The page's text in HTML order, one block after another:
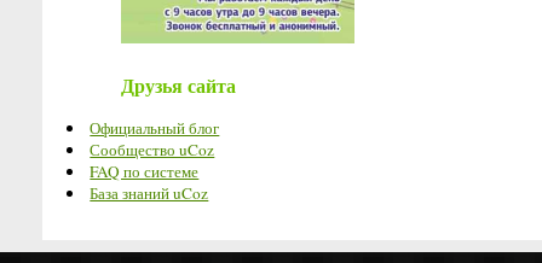
Друзья сайта
Официальный блог
Сообщество uCoz
FAQ по системе
База знаний uCoz